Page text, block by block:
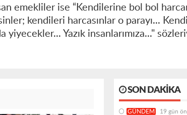
emekliler ise “Kendilerine bol bol
kendileri harcasınlar o parayı...
Yazık insanlarımıza..."
SON DAKIKA
GÜNDEM 19 gün